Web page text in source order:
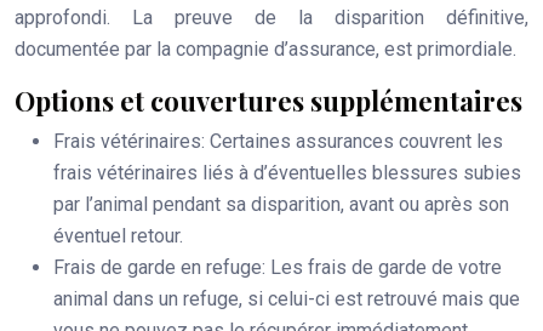
approfondi. La preuve de la disparition définitive,
documentée par la compagnie d’assurance, est primordiale.
Options et couvertures supplémentaires
Frais vétérinaires: Certaines assurances couvrent les
frais vétérinaires liés à d’éventuelles blessures subies
par l’animal pendant sa disparition, avant ou après son
éventuel retour.
Frais de garde en refuge: Les frais de garde de votre
animal dans un refuge, si celui-ci est retrouvé mais que